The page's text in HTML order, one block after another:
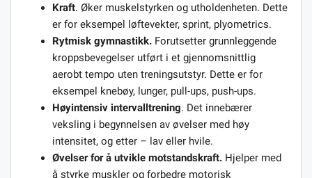
Kraft. Øker muskelstyrken og utholdenheten. Dette
er for eksempel løftevekter, sprint, plyometrics.
Rytmisk gymnastikk. Forutsetter grunnleggende
kroppsbevegelser utført i et gjennomsnittlig
aerobt tempo uten treningsutstyr. Dette er for
eksempel knebøy, lunger, pull-ups, push-ups.
Høyintensiv intervalltrening. Det innebærer
veksling i begynnelsen av øvelser med høy
intensitet, og etter – lav eller hvile.
Øvelser for å utvikle motstandskraft. Hjelper med
å styrke muskler og forbedre motorisk